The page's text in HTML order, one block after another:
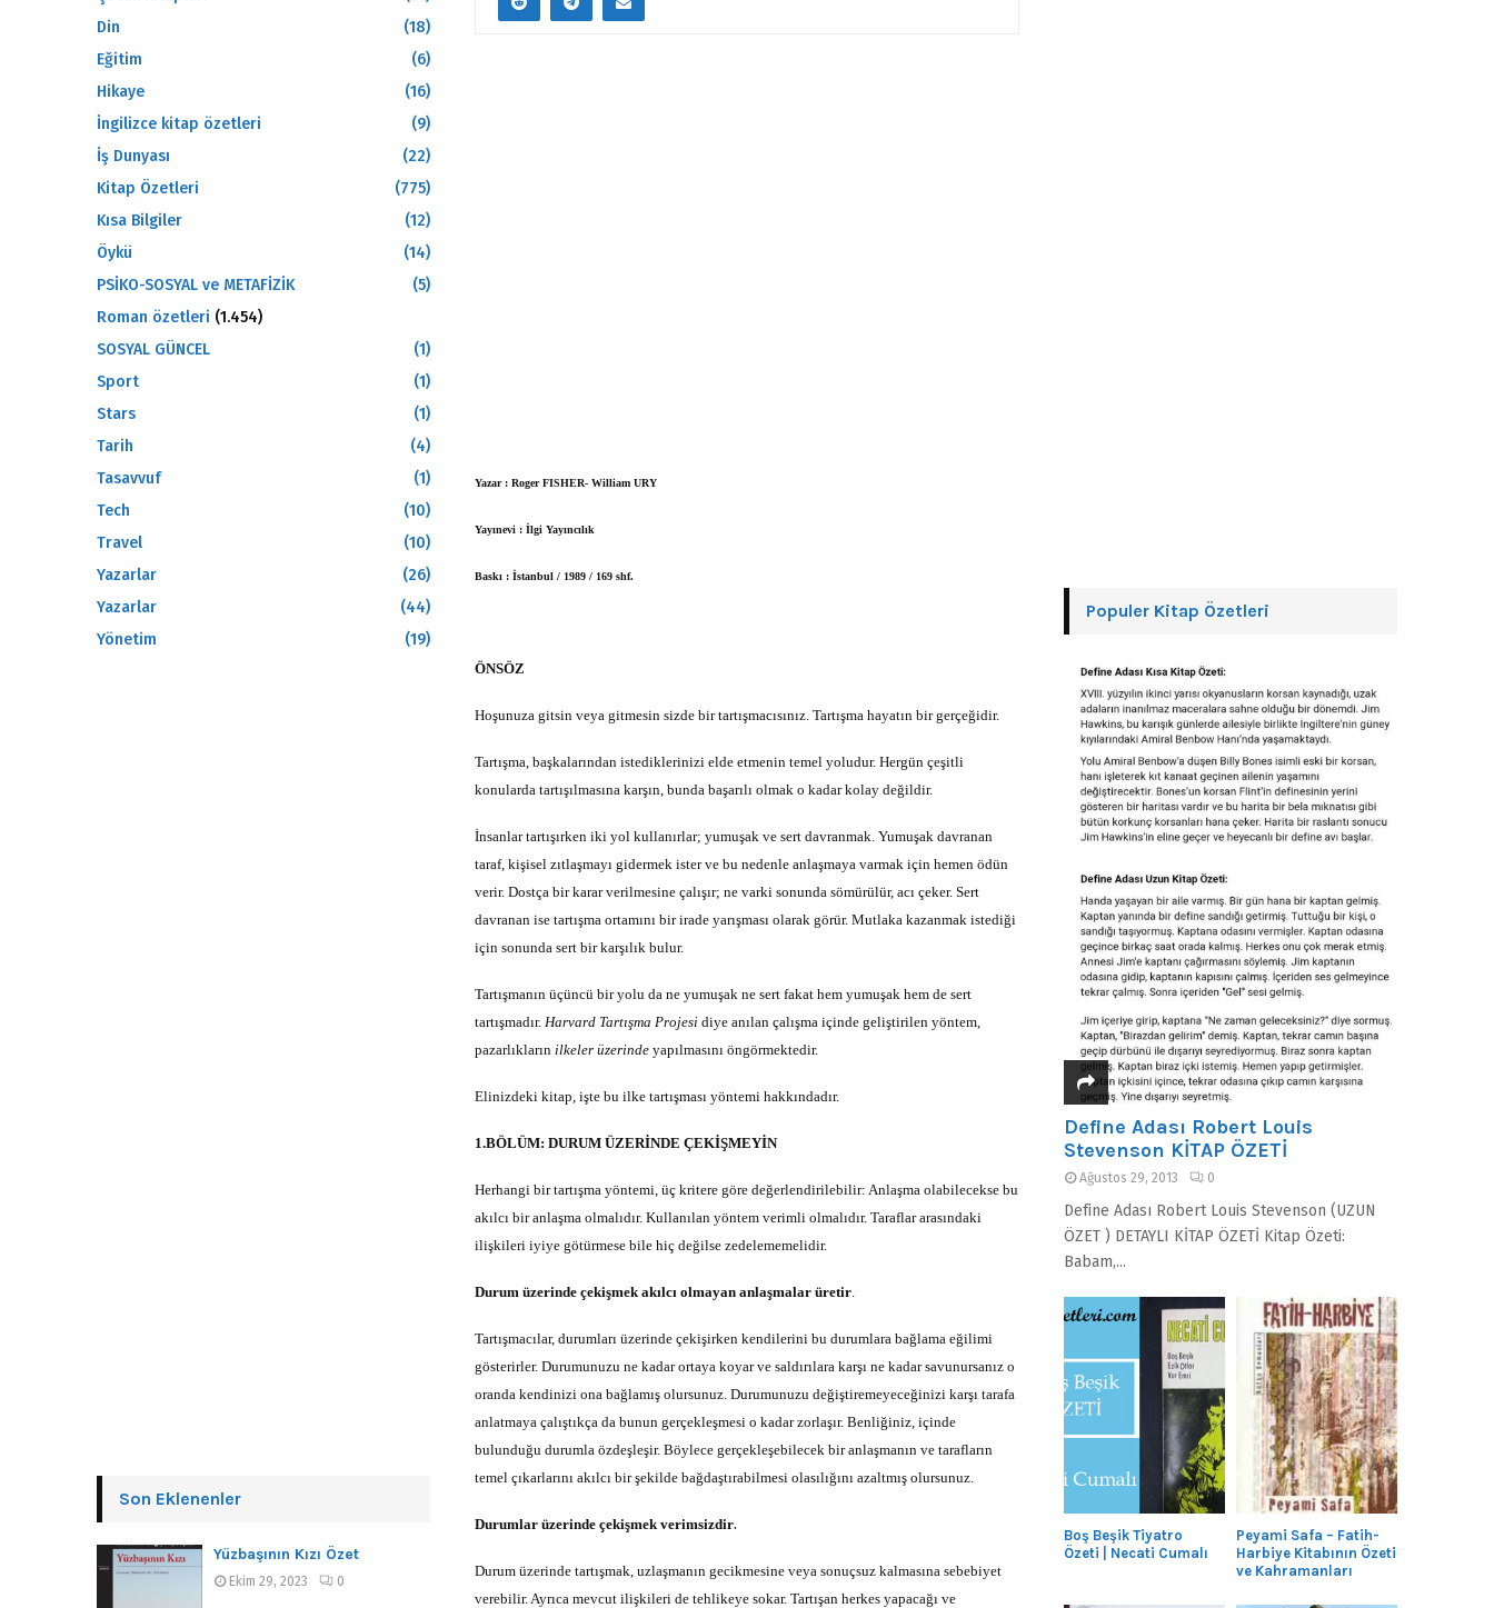
Yazar : Roger FISHER- William URY
Yayınevi : İlgi Yayıncılık
Baskı : İstanbul / 1989 / 169 shf.
ÖNSÖZ
Hoşunuza gitsin veya gitmesin sizde bir tartışmacısınız. Tartışma hayatın bir gerçeğidir.
Tartışma, başkalarından istediklerinizi elde etmenin temel yoludur. Hergün çeşitli
konularda tartışılmasına karşın, bunda başarılı olmak o kadar kolay değildir.
İnsanlar tartışırken iki yol kullanırlar; yumuşak ve sert davranmak. Yumuşak davranan
taraf, kişisel zıtlaşmayı gidermek ister ve bu nedenle anlaşmaya varmak için hemen ödün
verir. Dostça bir karar verilmesine çalışır; ne varki sonunda sömürülür, acı çeker. Sert
davranan ise tartışma ortamını bir irade yarışması olarak görür. Mutlaka kazanmak istediği
için sonunda sert bir karşılık bulur.
Tartışmanın üçüncü bir yolu da ne yumuşak ne sert fakat hem yumuşak hem de sert
tartışmadır. Harvard Tartışma Projesi diye anılan çalışma içinde geliştirilen yöntem,
pazarlıkların ilkeler üzerinde yapılmasını öngörmektedir.
Elinizdeki kitap, işte bu ilke tartışması yöntemi hakkındadır.
1.BÖLÜM: DURUM ÜZERİNDE ÇEKİŞMEYİN
Herhangi bir tartışma yöntemi, üç kritere göre değerlendirilebilir: Anlaşma olabilecekse bu
akılcı bir anlaşma olmalıdır. Kullanılan yöntem verimli olmalıdır. Taraflar arasındaki
ilişkileri iyiye götürmese bile hiç değilse zedelememelidir.
Durum üzerinde çekişmek akılcı olmayan anlaşmalar üretir
Tartışmacılar, durumları üzerinde çekişirken kendilerini bu durumlara bağlama eğilimi
gösterirler. Durumunuzu ne kadar ortaya koyar ve saldırılara karşı ne kadar savunursanız o
oranda kendinizi ona bağlamış olursunuz. Durumunuzu değiştiremeyeceğinizi karşı tarafa
anlatmaya çalıştıkça da bunun gerçekleşmesi o kadar zorlaşır. Benliğiniz, içinde
bulunduğu durumla özdeşleşir. Böylece gerçekleşebilecek bir anlaşmanın ve tarafların
temel çıkarlarını akılcı bir şekilde bağdaştırabilmesi olasılığını azaltmış olursunuz.
Durumlar üzerinde çekişmek verimsizdir.
Durum üzerinde tartışmak, uzlaşmanın gecikmesine veya sonuçsuz kalmasına sebebiyet
verebilir. Ayrıca mevcut ilişkileri de tehlikeye sokar. Tartışan herkes yapacağı ve
Din
(18)
Eğitim
(6)
Hikaye
(16)
İngilizce kitap özetleri
(9)
İş Dunyası
(22)
Kitap Özetleri
(775)
Kısa Bilgiler
(12)
Öykü
(14)
PSİKO-SOSYAL ve METAFİZİK
(5)
Roman özetleri (1.454)
SOSYAL GÜNCEL
(1)
Sport
(1)
Stars
(1)
Tarih
(4)
Tasavvuf
(1)
Tech
(10)
Travel
(10)
Yazarlar
(26)
Yazarlar
(44)
Yönetim
(19)
Son Eklenenler
Yüzbaşının Kızı Özet
Ekim 29, 2023 0
Populer Kitap Özetleri
Define Adası Robert Louis
Stevenson KİTAP ÖZETİ
Ağustos 29, 2013 0
Define Adası Robert Louis Stevenson (UZUN
ÖZET ) DETAYLI KİTAP ÖZETİ Kitap Özeti:
Babam,...
Boş Beşik Tiyatro
Özeti | Necati Cumalı
Peyami Safa – Fatih-
Harbiye Kitabının Özeti
ve Kahramanları